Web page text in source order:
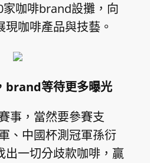
家咖啡brand設攤，向
咖啡產品與技藝。
brand等待更多曝光
事，當然要參賽支
、中國杯測冠軍孫衍
出一切分歧款咖啡，贏